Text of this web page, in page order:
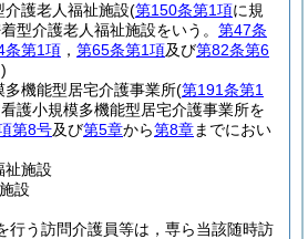
護老人福祉施設(第150条第1項に規
型介護老人福祉施設をいう。 第47条
条第1項 ， 第65条第1項及び第82条第6
多機能型居宅介護事業所(第191条第1
護小規模多機能型居宅介護事業所を
第8号及び第5章から第8章までにおい
祉施設
設
行う訪問介護員等は，専ら当該随時訪